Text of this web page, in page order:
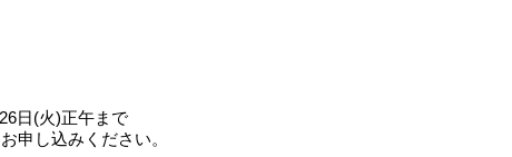
日(火)正午まで
申し込みください。